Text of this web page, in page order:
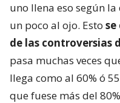
uno llena eso según
un poco al ojo. Esto
de las controversias
pasa muchas veces
llega como al 60% ó
que fuese más del